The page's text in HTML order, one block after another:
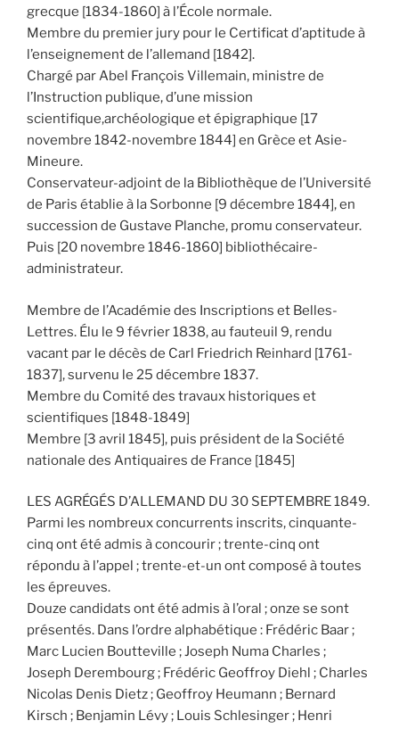
grecque [1834-1860] à l’École normale.
Membre du premier jury pour le Certificat d’aptitude à
l’enseignement de l’allemand [1842].
Chargé par Abel François Villemain, ministre de
l’Instruction publique, d’une mission
scientifique,archéologique et épigraphique [17
novembre 1842-novembre 1844] en Grèce et Asie-
Mineure.
Conservateur-adjoint de la Bibliothèque de l’Université
de Paris établie à la Sorbonne [9 décembre 1844], en
succession de Gustave Planche, promu conservateur.
Puis [20 novembre 1846-1860] bibliothécaire-
administrateur.
Membre de l’Académie des Inscriptions et Belles-
Lettres. Élu le 9 février 1838, au fauteuil 9, rendu
vacant par le décès de Carl Friedrich Reinhard [1761-
1837], survenu le 25 décembre 1837.
Membre du Comité des travaux historiques et
scientifiques [1848-1849]
Membre [3 avril 1845], puis président de la Société
nationale des Antiquaires de France [1845]
LES AGRÉGÉS D’ALLEMAND DU 30 SEPTEMBRE 1849.
Parmi les nombreux concurrents inscrits, cinquante-
cinq ont été admis à concourir ; trente-cinq ont
répondu à l’appel ; trente-et-un ont composé à toutes
les épreuves.
Douze candidats ont été admis à l’oral ; onze se sont
présentés. Dans l’ordre alphabétique : Frédéric Baar ;
Marc Lucien Boutteville ; Joseph Numa Charles ;
Joseph Derembourg ; Frédéric Geoffroy Diehl ; Charles
Nicolas Denis Dietz ; Geoffroy Heumann ; Bernard
Kirsch ; Benjamin Lévy ; Louis Schlesinger ; Henri